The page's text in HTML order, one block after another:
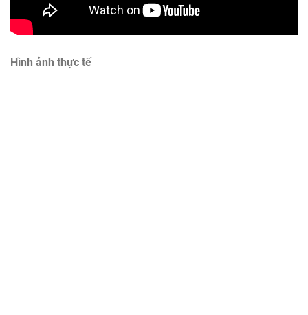
Hình ảnh thực tế